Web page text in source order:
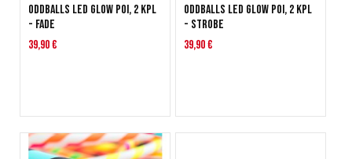
Oddballs LED Glow Poi, 2 kpl
- FADE
39,90 €
Oddballs LED Glow Poi, 2 kpl
- STROBE
39,90 €